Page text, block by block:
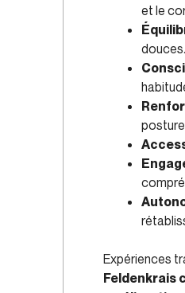
et le
douces.
Expériences
Feldenkrais